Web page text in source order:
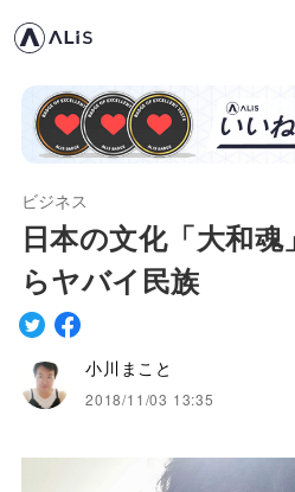
ビジネス
日本の文化「大和
らヤバイ民族
小川まこと
2018/11/03 13:35